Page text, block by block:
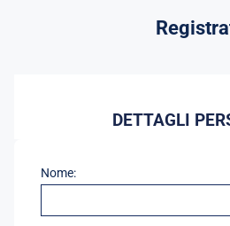
DETTAGLI
Nome: